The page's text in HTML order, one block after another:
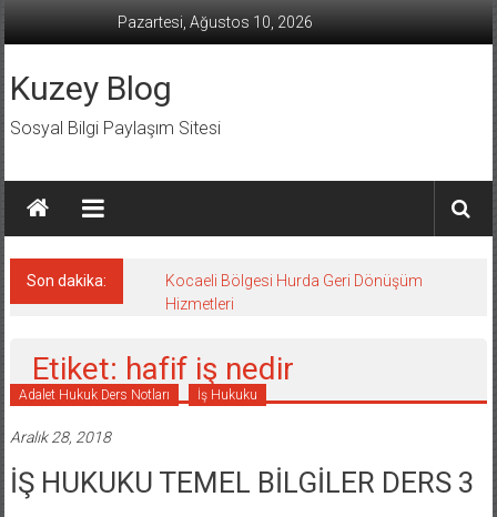
Pazartesi, Ağustos 10, 2026
Kuzey Blog
Sosyal Bilgi Paylaşım Sitesi
Son dakika:
Kocaeli Bölgesi Hurda Geri Dönüşüm
Hizmetleri
Etiket: hafif iş nedir
Adalet Hukuk Ders Notları İş Hukuku
Aralık 28, 2018
İŞ HUKUKU TEMEL BİLGİLER DERS 3